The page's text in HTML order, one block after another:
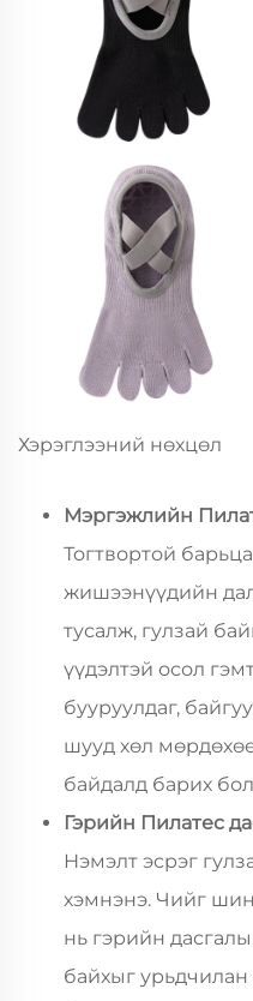
Хэрэглээний нөхцөл
Мэргэжлийн
Тогтвортой
жишээнүүдийн
тусалж, гулзай
үүдэлтэй осол
бууруулдаг,
шууд хөл
байдалд барих
Гэрийн Пилатес
Нэмэлт эсрэг
хэмнэнэ. Чийг
нь гэрийн
байхыг урьдчилан